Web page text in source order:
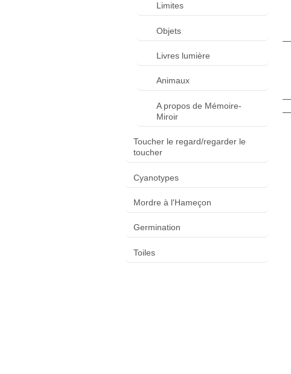
Limites
Objets
Livres lumière
Animaux
A propos de Mémoire-
Miroir
Toucher le regard/regarder le
toucher
Cyanotypes
Mordre à l'Hameçon
Germination
Toiles